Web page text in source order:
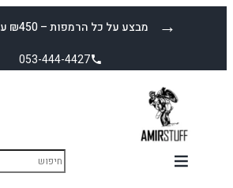
מבצע על כל הרמפות – ₪450 עד הבית! →
053-444-4427